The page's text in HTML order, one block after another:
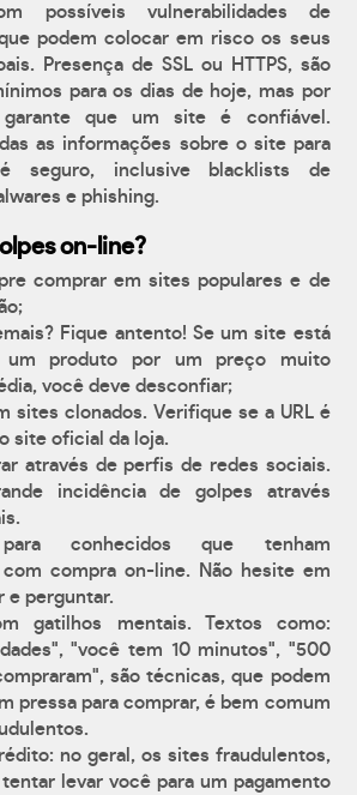
possíveis vulnerabilidades de
podem colocar em risco os seus
Presença de SSL ou HTTPS, são
para os dias de hoje, mas por
que um site é confiável.
as informações sobre o site para
seguro, inclusive blacklists de
e phishing.
on-line?
comprar em sites populares e de
Fique antento! Se um site está
um produto por um preço muito
você deve desconfiar;
sites clonados. Verifique se a URL é
site oficial da loja.
através de perfis de redes sociais.
incidência de golpes através
para conhecidos que tenham
com compra on-line. Não hesite em
e perguntar.
gatilhos mentais. Textos como:
"você tem 10 minutos", "500
são técnicas, que podem
pressa para comprar, é bem comum
no geral, os sites fraudulentos,
levar você para um pagamento